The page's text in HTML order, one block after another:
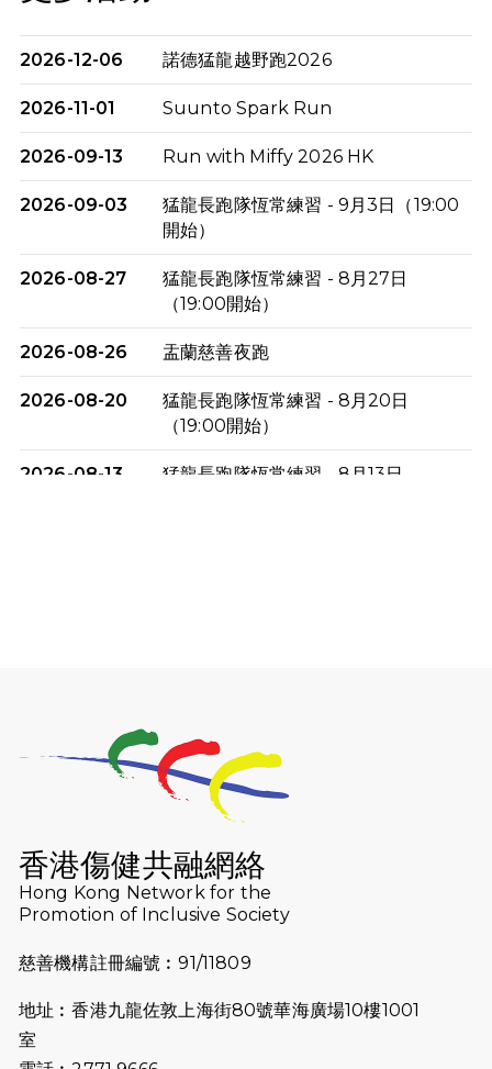
2026-12-06 諾德猛龍越野跑2026
2026-11-01 Suunto Spark Run
2026-09-13 Run with Miffy 2026 HK
2026-09-03
猛龍長跑隊恆常練習 - 9月3日（19:00
開始）
2026-08-27
猛龍長跑隊恆常練習 - 8月27日
（19:00開始）
2026-08-26 盂蘭慈善夜跑
2026-08-20
猛龍長跑隊恆常練習 - 8月20日
（19:00開始）
2026-08-13
猛龍長跑隊恆常練習 - 8月13日
2026-07-23
猛龍長跑隊恆常練習 - 7月23日
（19:00開始）
猛龍長跑隊恆常練習 - 7月16日
2026-07-10
【猛龍戈壁118公里分享暨香港傷健共
融網絡15周年晚宴】
2026-07-09
猛龍長跑隊恆常練習 - 7月9日（19:00
2026-07-02
香港傷健共融網絡
Hong Kong Network for the
Promotion of Inclusive Society
慈善機構註冊編號︰91/11809
地址︰香港九龍佐敦上海街80號華海廣場10樓1001
室